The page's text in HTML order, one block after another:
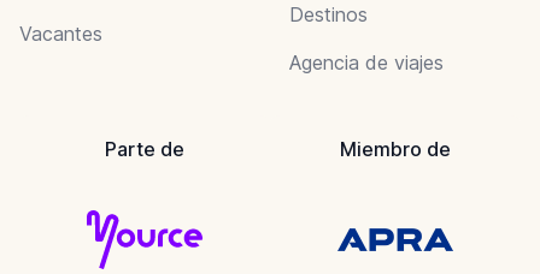
Vacantes
Destinos
Agencia de viajes
Parte de Miembro de